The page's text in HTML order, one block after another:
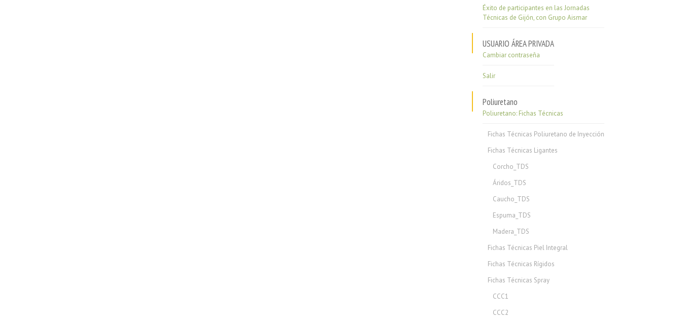
Éxito de participantes en las Jornadas
Técnicas de Gijón, con Grupo Aismar
USUARIO ÁREA PRIVADA
Cambiar contraseña
Salir
Poliuretano
Poliuretano: Fichas Técnicas
Fichas Técnicas Poliuretano de Inyección
Fichas Técnicas Ligantes
Corcho_TDS
Áridos_TDS
Caucho_TDS
Espuma_TDS
Madera_TDS
Fichas Técnicas Piel Integral
Fichas Técnicas Rígidos
Fichas Técnicas Spray
CCC1
CCC2